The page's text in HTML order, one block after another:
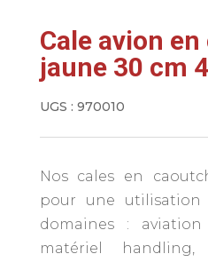
Cale avion
jaune 30 cm
UGS : 970010
Nos cales en
pour une
domaines :
matériel